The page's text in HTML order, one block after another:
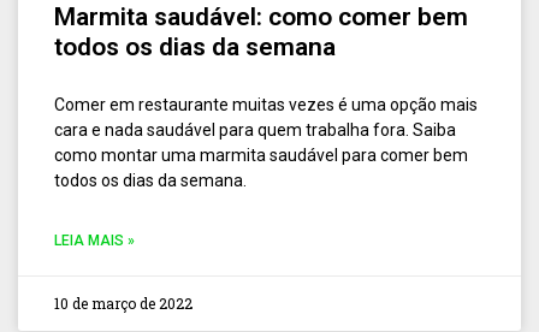
Marmita saudável: como comer bem
todos os dias da semana
Comer em restaurante muitas vezes é uma opção mais
cara e nada saudável para quem trabalha fora. Saiba
como montar uma marmita saudável para comer bem
todos os dias da semana.
LEIA MAIS »
10 de março de 2022